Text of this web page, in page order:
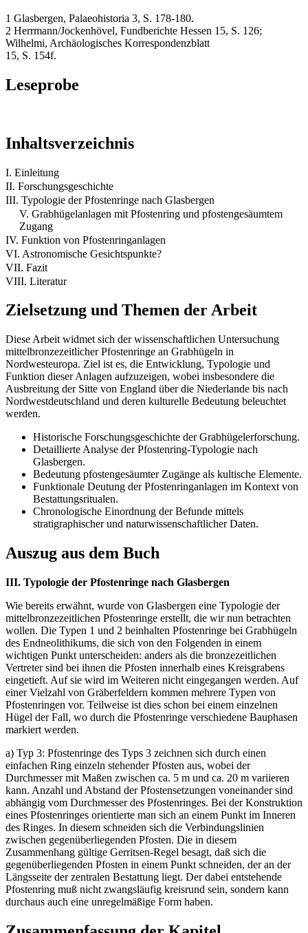
1 Glasbergen, Palaeohistoria 3, S. 178-180.
2 Herrmann/Jockenhövel, Fundberichte Hessen 15, S. 126;
Wilhelmi, Archäologisches Korrespondenzblatt
15, S. 154f.
Leseprobe
Inhaltsverzeichnis
I. Einleitung
II. Forschungsgeschichte
III. Typologie der Pfostenringe nach Glasbergen
V. Grabhügelanlagen mit Pfostenring und pfostengesäumtem
Zugang
IV. Funktion von Pfostenringanlagen
VI. Astronomische Gesichtspunkte?
VII. Fazit
VIII. Literatur
Zielsetzung und Themen der Arbeit
Diese Arbeit widmet sich der wissenschaftlichen Untersuchung
mittelbronzezeitlicher Pfostenringe an Grabhügeln in
Nordwesteuropa. Ziel ist es, die Entwicklung, Typologie und
Funktion dieser Anlagen aufzuzeigen, wobei insbesondere die
Ausbreitung der Sitte von England über die Niederlande bis nach
Nordwestdeutschland und deren kulturelle Bedeutung beleuchtet
werden.
Historische Forschungsgeschichte der Grabhügelerforschung.
Detaillierte Analyse der Pfostenring-Typologie nach
Glasbergen.
Bedeutung pfostengesäumter Zugänge als kultische Elemente.
Funktionale Deutung der Pfostenringanlagen im Kontext von
Bestattungsritualen.
Chronologische Einordnung der Befunde mittels
stratigraphischer und naturwissenschaftlicher Daten.
Auszug aus dem Buch
III. Typologie der Pfostenringe nach Glasbergen
Wie bereits erwähnt, wurde von Glasbergen eine Typologie der
mittelbronzezeitlichen Pfostenringe erstellt, die wir nun betrachten
wollen. Die Typen 1 und 2 beinhalten Pfostenringe bei Grabhügeln
des Endneolithikums, die sich von den Folgenden in einem
wichtigen Punkt unterscheiden: anders als die bronzezeitlichen
Vertreter sind bei ihnen die Pfosten innerhalb eines Kreisgrabens
eingetieft. Auf sie wird im Weiteren nicht eingegangen werden. Auf
einer Vielzahl von Gräberfeldern kommen mehrere Typen von
Pfostenringen vor. Teilweise ist dies schon bei einem einzelnen
Hügel der Fall, wo durch die Pfostenringe verschiedene Bauphasen
markiert werden.
a) Typ 3: Pfostenringe des Typs 3 zeichnen sich durch einen
einfachen Ring einzeln stehender Pfosten aus, wobei der
Durchmesser mit Maßen zwischen ca. 5 m und ca. 20 m variieren
kann. Anzahl und Abstand der Pfostensetzungen voneinander sind
abhängig vom Durchmesser des Pfostenringes. Bei der Konstruktion
eines Pfostenringes orientierte man sich an einem Punkt im Inneren
des Ringes. In diesem schneiden sich die Verbindungslinien
zwischen gegenüberliegenden Pfosten. Die in diesem
Zusammenhang gültige Gerritsen-Regel besagt, daß sich die
gegenüberliegenden Pfosten in einem Punkt schneiden, der an der
Längsseite der zentralen Bestattung liegt. Der dabei entstehende
Pfostenring muß nicht zwangsläufig kreisrund sein, sondern kann
durchaus auch eine unregelmäßige Form haben.